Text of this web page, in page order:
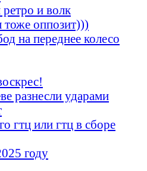
и волк
тоже оппозит)))
на переднее колесо
разнесли ударами
гтц или гтц в сборе
году